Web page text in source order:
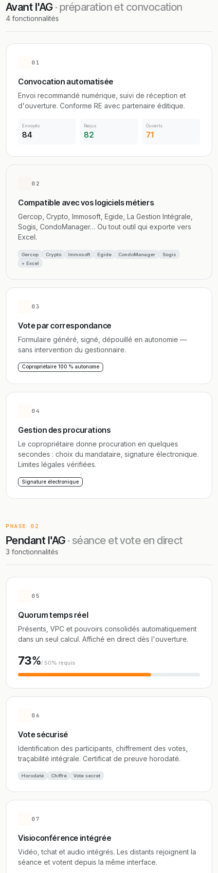
Avant l'AG · préparation et convocation
4 fonctionnalités
01
Convocation automatisée
Envoi recommandé numérique, suivi de réception et
d'ouverture. Conforme RE avec partenaire éditique.
Envoyés
84
Reçus
82
Ouverts
71
02
Compatible avec vos logiciels métiers
Gercop, Crypto, Immosoft, Egide, La Gestion Intégrale,
Sogis, CondoManager… Ou tout outil qui exporte vers
Excel.
Gercop Crypto Immosoft Egide CondoManager
Sogis
+ Excel
03
Vote par correspondance
Formulaire généré, signé, dépouillé en autonomie —
sans intervention du gestionnaire.
Copropriétaire 100 % autonome
04
Gestion des procurations
Le copropriétaire donne procuration en quelques
secondes : choix du mandataire, signature électronique.
Limites légales vérifiées.
Signature électronique
PHASE 02
Pendant l'AG · séance et vote en direct
3 fonctionnalités
05
Quorum temps réel
Présents, VPC et pouvoirs consolidés automatiquement
dans un seul calcul. Affiché en direct dès l'ouverture.
73%/ 50% requis
06
Vote sécurisé
Identification des participants, chiffrement des votes,
traçabilité intégrale. Certificat de preuve horodaté.
Horodaté Chiffré Vote secret
07
Visioconférence intégrée
Vidéo, tchat et audio intégrés. Les distants rejoignent la
séance et votent depuis la même interface.